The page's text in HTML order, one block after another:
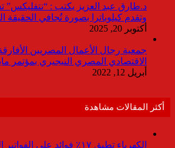
د.طارق عبد العزيز يكتب : “نتفليكس”
وتقدم كيلوباترا بصورة تُجافي الحقيقة
أكتوبر 20, 2025
جمعية رجال الأعمال المصريين
الاقتصادي المصري النيجيري بمؤتمر
أبريل 12, 2022
أكثر المقالات مشاهدة
الكهرباء تطبق ١٧٪ فوائد على